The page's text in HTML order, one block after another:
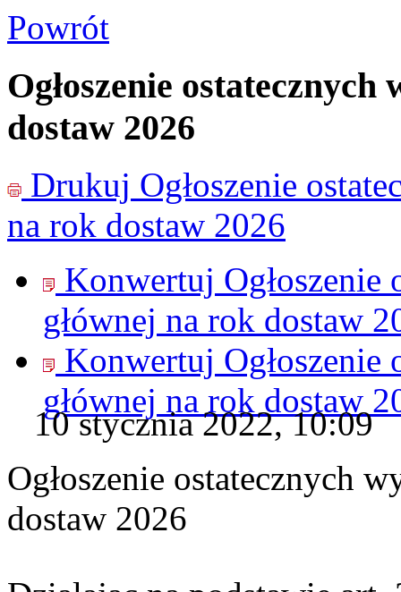
Powrót
Ogłoszenie
dostaw 2026
Drukuj Ogłoszenie
na rok dostaw 2026
Konwertuj
głównej na rok dostaw
Konwertuj
głównej na rok dostaw
10 stycznia 2022, 10:09
Ogłoszenie ostatecznych
dostaw 2026